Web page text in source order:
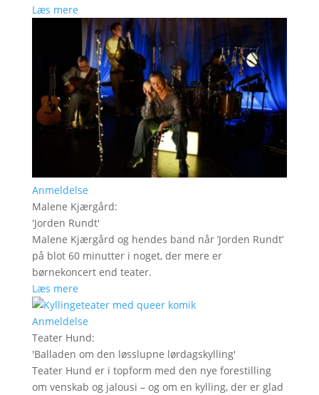
Læs mere
Anmeldelse
Malene Kjærgård:
'Jorden Rundt'
Malene Kjærgård og hendes band når ’Jorden Rundt’
på blot 60 minutter i noget, der mere er
børnekoncert end teater.
Læs mere
Anmeldelse
Teater Hund:
'Balladen om den løsslupne lørdagskylling'
Teater Hund er i topform med den nye forestilling
om venskab og jalousi – og om en kylling, der er glad